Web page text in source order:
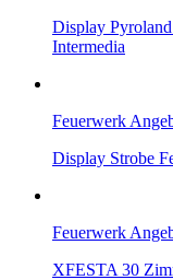
Display
Intermedia
Feuerwerk
Display Strobe
Feuerwerk
XFESTA 30